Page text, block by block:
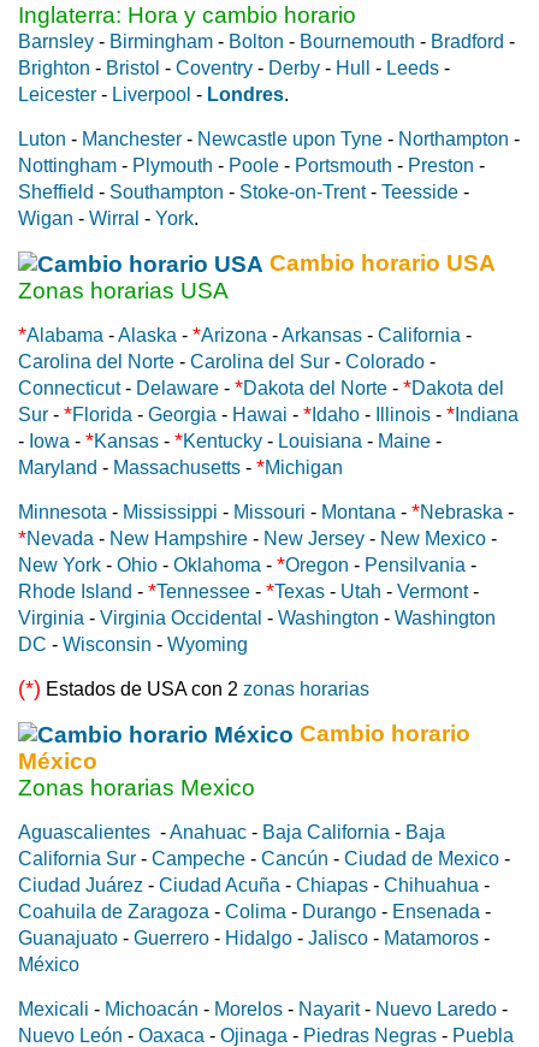
Inglaterra: Hora y cambio horario
Barnsley - Birmingham - Bolton - Bournemouth - Bradford -
Brighton - Bristol - Coventry - Derby - Hull - Leeds -
Leicester - Liverpool - Londres.
Luton - Manchester - Newcastle upon Tyne - Northampton -
Nottingham - Plymouth - Poole - Portsmouth - Preston -
Sheffield - Southampton - Stoke-on-Trent- Teesside -
Wigan - Wirral - York.
Cambio horario USA
Zonas horarias USA
*Alabama -Alaska - *Arizona -Arkansas - California -
Carolina del Norte - Carolina del Sur - Colorado -
Connecticut- Delaware - *Dakota del Norte - *Dakota del
Sur - *Florida - Georgia - Hawai - * Idaho - Illinois - * Indiana
- Iowa - *Kansas - *Kentucky - Louisiana - Maine -
Maryland - Massachusetts - *Michigan
Minnesota - Mississippi - Missouri - Montana - *Nebraska -
*Nevada - New Hampshire - New Jersey - New Mexico -
New York - Ohio - Oklahoma - *Oregon - Pensilvania -
Rhode Island - *Tennessee - *Texas - Utah - Vermont-
Virginia - Virginia Occidental - Washington - Washington
DC - Wisconsin - Wyoming
(*) Estados de USA con 2 zonas horarias
Cambio horario
México
Zonas horarias Mexico
Aguascalientes -Anahuac - Baja California - Baja
California Sur - Campeche - Cancún - Ciudad de Mexico -
Ciudad Juárez - Ciudad Acuña - Chiapas - Chihuahua -
Coahuila de Zaragoza - Colima - Durango - Ensenada -
Guanajuato - Guerrero - Hidalgo - Jalisco - Matamoros -
México
Mexicali - Michoacán - Morelos - Nayarit- Nuevo Laredo -
Nuevo León - Oaxaca - Ojinaga - Piedras Negras - Puebla